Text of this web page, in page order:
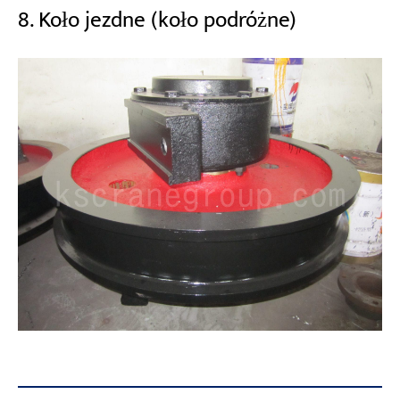
8. Koło jezdne (koło podróżne)